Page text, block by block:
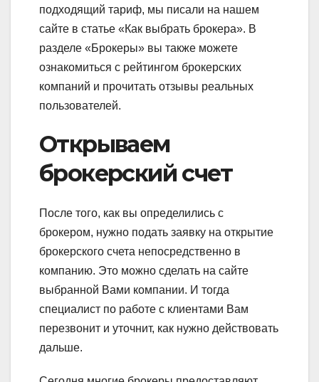
подходящий тариф, мы писали на нашем
сайте в статье «Как выбрать брокера». В
разделе «Брокеры» вы также можете
ознакомиться с рейтингом брокерских
компаний и прочитать отзывы реальных
пользователей.
Открываем
брокерский счет
После того, как вы определились с
брокером, нужно подать заявку на открытие
брокерского счета непосредственно в
компанию. Это можно сделать на сайте
выбранной Вами компании. И тогда
специалист по работе с клиентами Вам
перезвонит и уточнит, как нужно действовать
дальше.